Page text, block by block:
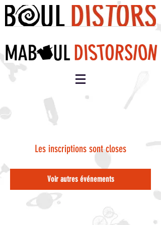
Les inscriptions sont closes
Voir autres événements